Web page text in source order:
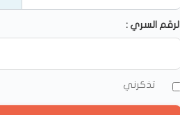
الرقم السري :
تذكرني